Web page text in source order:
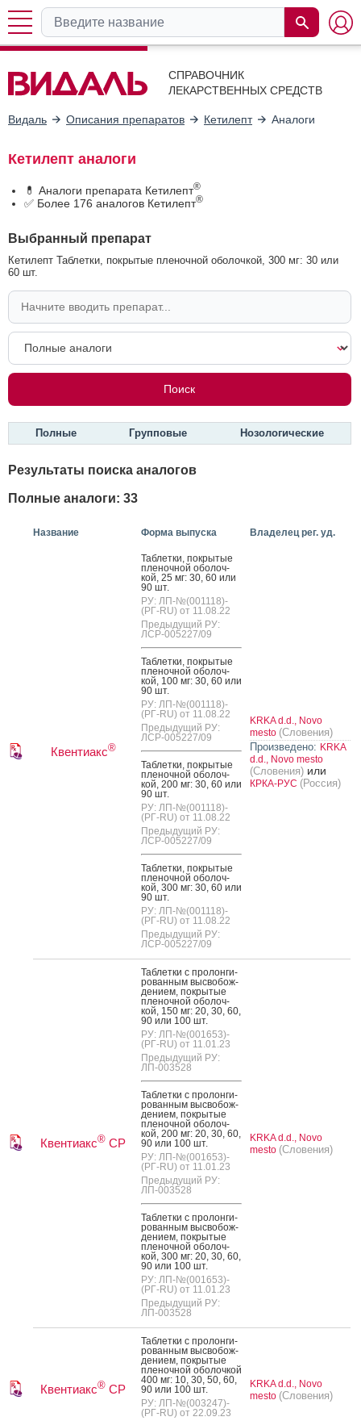
СПРАВОЧНИК
ЛЕКАРСТВЕННЫХ СРЕДСТВ
Видаль Описания препаратов Кетилепт Аналоги
Кетилепт аналоги
💊 Аналоги препарата Кетилепт®
✅ Более 176 аналогов Кетилепт®
Выбранный препарат
Кетилепт Таблетки, покрытые пленочной оболочкой, 300 мг: 30 или
60 шт.
Полные Групповые Нозологические
Результаты поиска аналогов
Полные аналоги: 33
Название Форма выпуска Владелец рег. уд.
Квентиакс®
Таб­летки, пок­ры­тые
пле­ноч­ной обо­лоч­
кой, 25 мг: 30, 60 или
90 шт.
РУ: ЛП-№(001118)-
(РГ-RU) от 11.08.22
Предыдущий РУ:
ЛСР-005227/09
Таб­летки, пок­ры­тые
пле­ноч­ной обо­лоч­
кой, 100 мг: 30, 60 или
90 шт.
РУ: ЛП-№(001118)-
(РГ-RU) от 11.08.22
Предыдущий РУ:
ЛСР-005227/09
Таб­летки, пок­ры­тые
пле­ноч­ной обо­лоч­
кой, 200 мг: 30, 60 или
90 шт.
РУ: ЛП-№(001118)-
(РГ-RU) от 11.08.22
Предыдущий РУ:
ЛСР-005227/09
Таб­летки, пок­ры­тые
пле­ноч­ной обо­лоч­
кой, 300 мг: 30, 60 или
90 шт.
РУ: ЛП-№(001118)-
(РГ-RU) от 11.08.22
Предыдущий РУ:
ЛСР-005227/09
KRKA d.d., Novo
mesto (Словения)
Произведено: KRKA
d.d., Novo mesto
(Словения) или
КРКА-РУС (Россия)
Квентиакс® СР
Таб­летки с про­лон­ги­
рован­ным выс­во­бож­
де­ни­ем, пок­ры­тые
пле­ноч­ной обо­лоч­
кой, 150 мг: 20, 30, 60,
90 или 100 шт.
РУ: ЛП-№(001653)-
(РГ-RU) от 11.01.23
Предыдущий РУ:
ЛП-003528
Таб­летки с про­лон­ги­
рован­ным выс­во­бож­
де­ни­ем, пок­ры­тые
пле­ноч­ной обо­лоч­
кой, 200 мг: 20, 30, 60,
90 или 100 шт.
РУ: ЛП-№(001653)-
(РГ-RU) от 11.01.23
Предыдущий РУ:
ЛП-003528
Таб­летки с про­лон­ги­
рован­ным выс­во­бож­
де­ни­ем, пок­ры­тые
пле­ноч­ной обо­лоч­
кой, 300 мг: 20, 30, 60,
90 или 100 шт.
РУ: ЛП-№(001653)-
(РГ-RU) от 11.01.23
Предыдущий РУ:
ЛП-003528
KRKA d.d., Novo
mesto (Словения)
Квентиакс® СР
Таб­летки с про­лон­ги­
рован­ным выс­во­бож­
де­ни­ем, пок­ры­тые
пле­ноч­ной обо­лоч­кой
400 мг: 10, 30, 50, 60,
90 или 100 шт.
РУ: ЛП-№(003247)-
(РГ-RU) от 22.09.23
KRKA d.d., Novo
mesto (Словения)